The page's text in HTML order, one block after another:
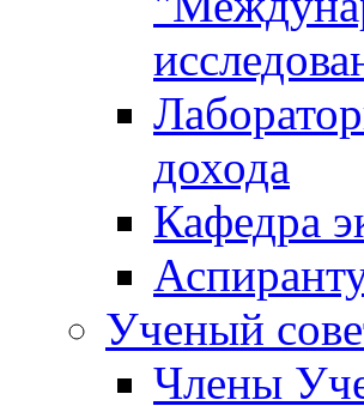
дохода
Кафедра
Ученый
Члены